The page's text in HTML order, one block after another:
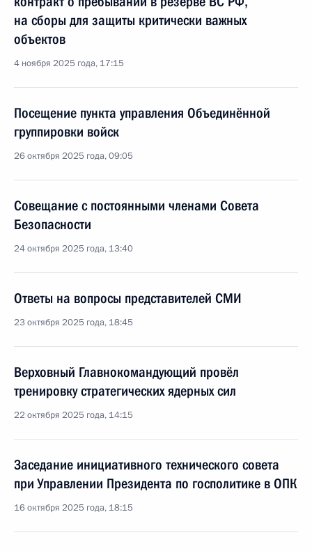
на сборы для защиты критически важных
объектов
4 ноября 2025 года, 17:15
Посещение пункта управления Объединённой
группировки войск
26 октября 2025 года, 09:05
Совещание с постоянными членами Совета
Безопасности
24 октября 2025 года, 13:40
Ответы на вопросы представителей СМИ
23 октября 2025 года, 18:45
Верховный Главнокомандующий провёл
тренировку стратегических ядерных сил
22 октября 2025 года, 14:15
Заседание инициативного технического совета
при Управлении Президента по госполитике в ОПК
16 октября 2025 года, 18:15